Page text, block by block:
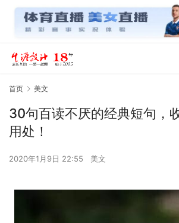
首页 美文
30句百读不厌的经典短句，
用处！
2020年1月9日 22:55 美文